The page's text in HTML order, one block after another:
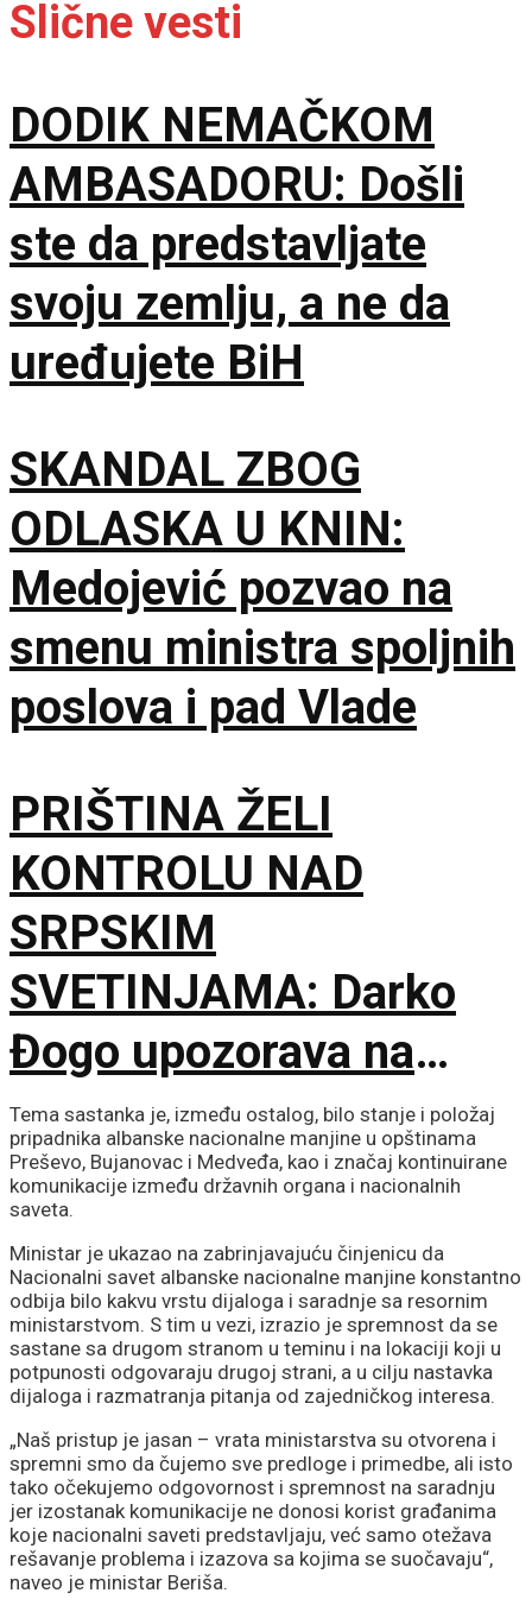
Slične vesti
DODIK NEMAČKOM
AMBASADORU: Došli
ste da predstavljate
svoju zemlju, a ne da
uređujete BiH
SKANDAL ZBOG
ODLASKA U KNIN:
Medojević pozvao na
smenu ministra spoljnih
poslova i pad Vlade
PRIŠTINA ŽELI
KONTROLU NAD
SRPSKIM
SVETINJAMA: Darko
Đogo upozorava na
opasne namere
uvođenja licenciranih
vodiča na KiM
Tema sastanka je, između ostalog, bilo stanje i položaj
pripadnika albanske nacionalne manjine u opštinama
Preševo, Bujanovac i Medveđa, kao i značaj kontinuirane
komunikacije između državnih organa i nacionalnih
saveta.
Ministar je ukazao na zabrinjavajuću činjenicu da
Nacionalni savet albanske nacionalne manjine konstantno
odbija bilo kakvu vrstu dijaloga i saradnje sa resornim
ministarstvom. S tim u vezi, izrazio je spremnost da se
sastane sa drugom stranom u teminu i na lokaciji koji u
potpunosti odgovaraju drugoj strani, a u cilju nastavka
dijaloga i razmatranja pitanja od zajedničkog interesa.
„Naš pristup je jasan – vrata ministarstva su otvorena i
spremni smo da čujemo sve predloge i primedbe, ali isto
tako očekujemo odgovornost i spremnost na saradnju
jer izostanak komunikacije ne donosi korist građanima
koje nacionalni saveti predstavljaju, već samo otežava
rešavanje problema i izazova sa kojima se suočavaju“,
naveo je ministar Beriša.